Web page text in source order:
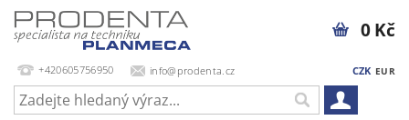
+420605756950 info@prodenta.cz CZK EUR
0 Kč